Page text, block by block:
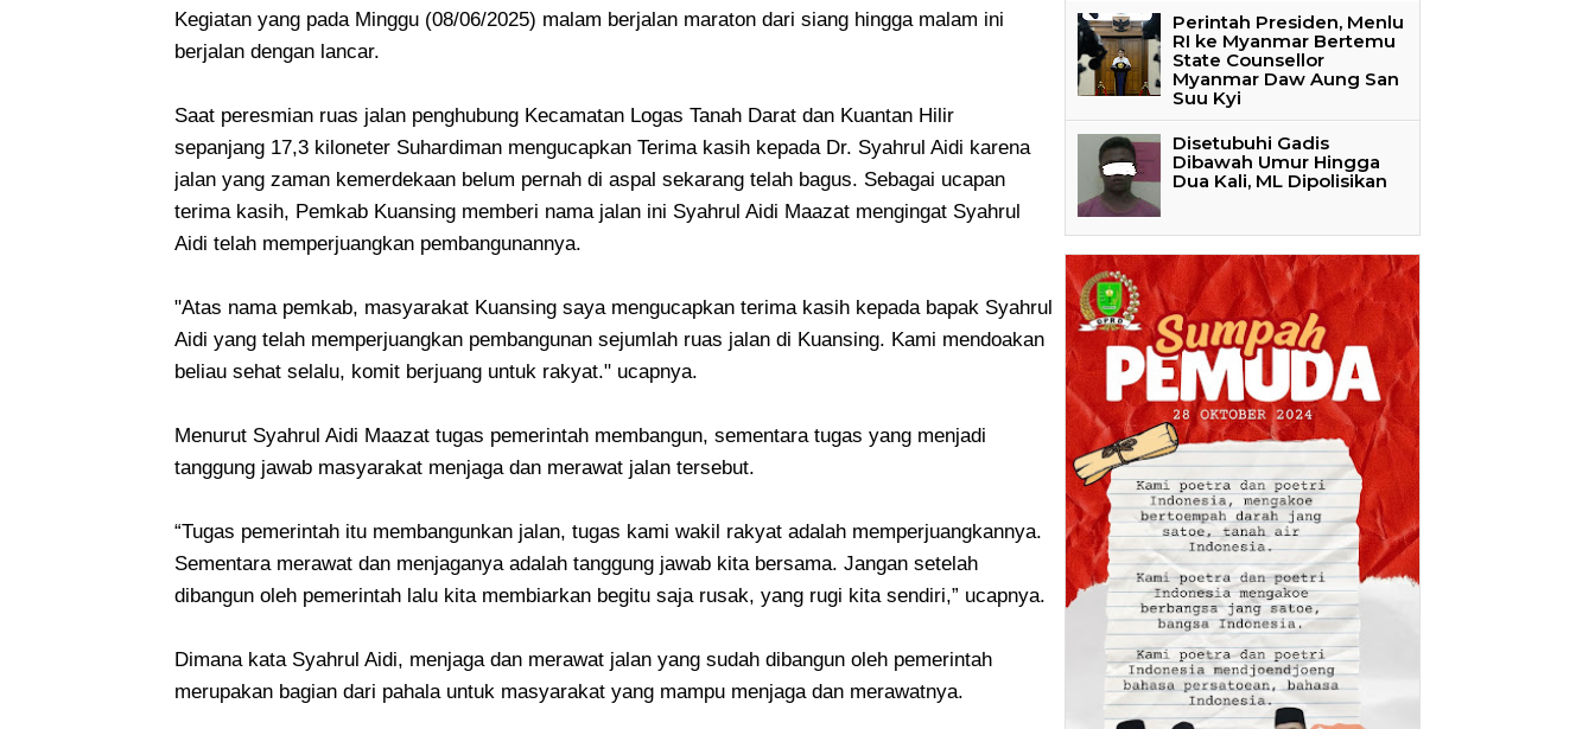
Kegiatan yang pada Minggu (08/06/2025) malam berjalan maraton dari siang hingga malam ini
berjalan dengan lancar.
Saat peresmian ruas jalan penghubung Kecamatan Logas Tanah Darat dan Kuantan Hilir
sepanjang 17,3 kiloneter Suhardiman mengucapkan Terima kasih kepada Dr. Syahrul Aidi karena
jalan yang zaman kemerdekaan belum pernah di aspal sekarang telah bagus. Sebagai ucapan
terima kasih, Pemkab Kuansing memberi nama jalan ini Syahrul Aidi Maazat mengingat Syahrul
Aidi telah memperjuangkan pembangunannya.
"Atas nama pemkab, masyarakat Kuansing saya mengucapkan terima kasih kepada bapak Syahrul
Aidi yang telah memperjuangkan pembangunan sejumlah ruas jalan di Kuansing. Kami mendoakan
beliau sehat selalu, komit berjuang untuk rakyat." ucapnya.
Menurut Syahrul Aidi Maazat tugas pemerintah membangun, sementara tugas yang menjadi
tanggung jawab masyarakat menjaga dan merawat jalan tersebut.
“Tugas pemerintah itu membangunkan jalan, tugas kami wakil rakyat adalah memperjuangkannya.
Sementara merawat dan menjaganya adalah tanggung jawab kita bersama. Jangan setelah
dibangun oleh pemerintah lalu kita membiarkan begitu saja rusak, yang rugi kita sendiri,” ucapnya.
Dimana kata Syahrul Aidi, menjaga dan merawat jalan yang sudah dibangun oleh pemerintah
merupakan bagian dari pahala untuk masyarakat yang mampu menjaga dan merawatnya.
Perintah Presiden, Menlu
RI ke Myanmar Bertemu
State Counsellor
Myanmar Daw Aung San
Suu Kyi
Disetubuhi Gadis
Dibawah Umur Hingga
Dua Kali, ML Dipolisikan